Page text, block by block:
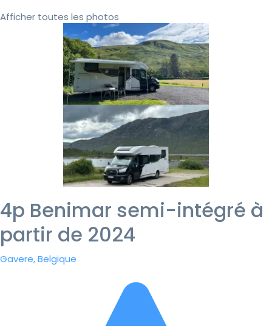
Afficher toutes les photos
4p Benimar semi-intégré à
partir de 2024
Gavere, Belgique